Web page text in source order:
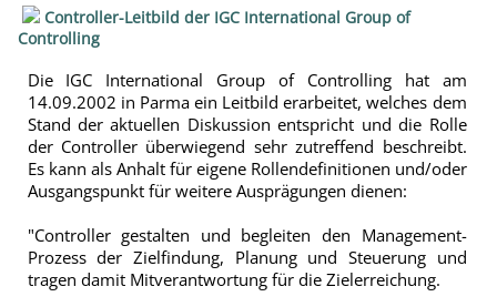
Controller-Leitbild der IGC International Group of
Controlling
Die IGC International Group of Controlling hat am
14.09.2002 in Parma ein Leitbild erarbeitet, welches dem
Stand der aktuellen Diskussion entspricht und die Rolle
der Controller überwiegend sehr zutreffend beschreibt.
Es kann als Anhalt für eigene Rollendefinitionen und/oder
Ausgangspunkt für weitere Ausprägungen dienen:
"Controller gestalten und begleiten den Management-
Prozess der Zielfindung, Planung und Steuerung und
tragen damit Mitverantwortung für die Zielerreichung.